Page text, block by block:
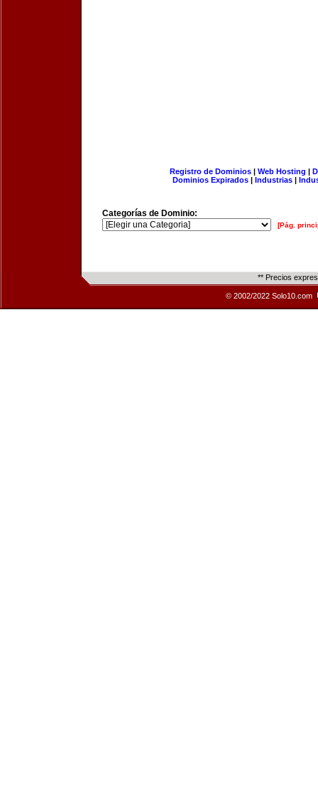
Registro de Dominios| Web Hosting |
Dominios Expirados | Industrias |
Categorías de Dominio:
[Pág.
** Precios
© 2002/2022 Solo10.com